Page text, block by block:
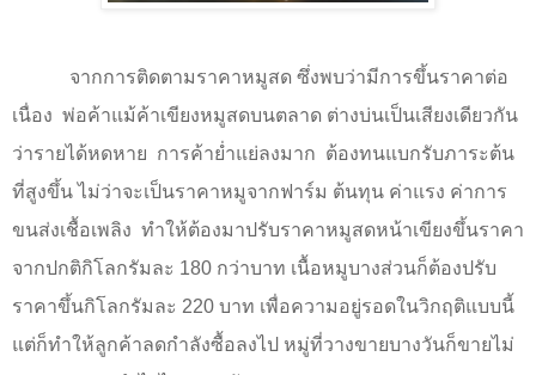
จากการติดตามราคาหมูสด ซึ่งพบว่ามีการขึ้นราคาต่อ
เนื่อง พ่อค้าแม้ค้าเขียงหมูสดบนตลาด ต่างบ่นเป็นเสียงเดียวกัน
ว่ารายได้หดหาย การค้าย่ำแย่ลงมาก ต้องทนแบกรับภาระต้น
ที่สูงขึ้น ไม่ว่าจะเป็นราคาหมูจากฟาร์ม ต้นทุน ค่าแรง ค่าการ
ขนส่งเชื้อเพลิง ทำให้ต้องมาปรับราคาหมูสดหน้าเขียงขึ้นราคา
จากปกติกิโลกรัมละ 180 กว่าบาท เนื้อหมูบางส่วนก็ต้องปรับ
ราคาขึ้นกิโลกรัมละ 220 บาท เพื่อความอยู่รอดในวิกฤติแบบนี้
แต่ก็ทำให้ลูกค้าลดกำลังซื้อลงไป หมู่ที่วางขายบางวันก็ขายไม่